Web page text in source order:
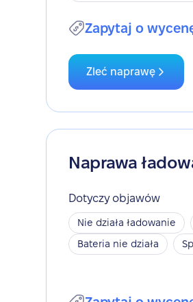
Zapytaj o
Zleć naprawę
Naprawa
Dotyczy objawów
Nie działa ładowanie
Bateria nie działa